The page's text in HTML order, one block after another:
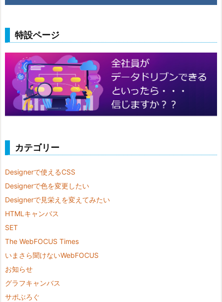
特設ページ
カテゴリー
Designerで使えるCSS
Designerで色を変更したい
Designerで見栄えを変えてみたい
HTMLキャンバス
SET
The WebFOCUS Times
いまさら聞けないWebFOCUS
お知らせ
グラフキャンバス
サポぶろぐ